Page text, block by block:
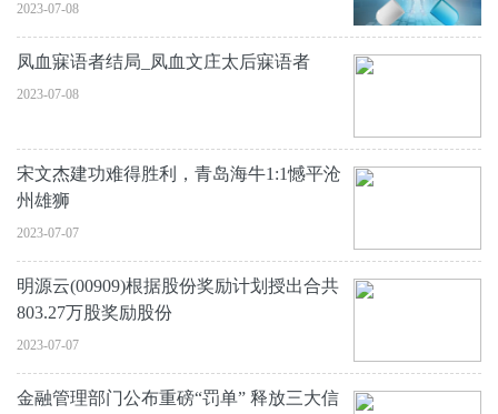
2023-07-08
凤血寐语者结局_凤血文庄太后寐语者
2023-07-08
宋文杰建功难得胜利，青岛海牛1:1憾平沧
州雄狮
2023-07-07
明源云(00909)根据股份奖励计划授出合共
803.27万股奖励股份
2023-07-07
金融管理部门公布重磅“罚单” 释放三大信